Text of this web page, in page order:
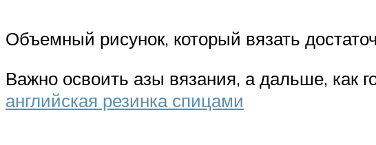
Объемный рисунок, который вязать
Важно освоить азы вязания, а дальше, как
английская резинка спицами